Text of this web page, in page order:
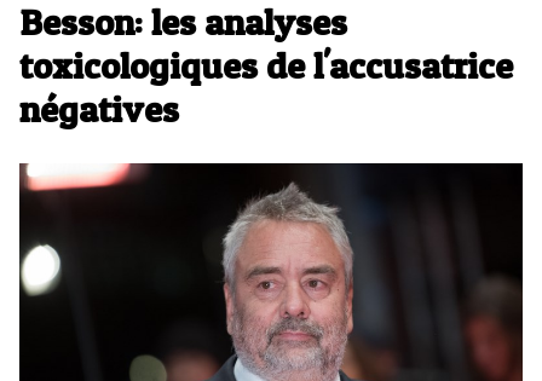
Besson: les analyses
toxicologiques de l'accusatrice
négatives